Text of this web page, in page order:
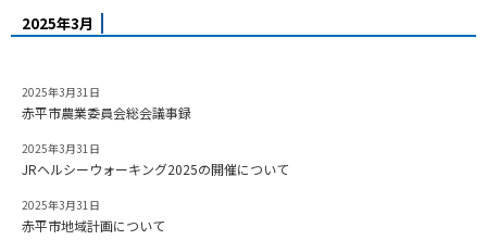
2025年3月
2025年3月31日
赤平市農業委員会総会議事録
2025年3月31日
JRヘルシーウォーキング2025の開催について
2025年3月31日
赤平市地域計画について